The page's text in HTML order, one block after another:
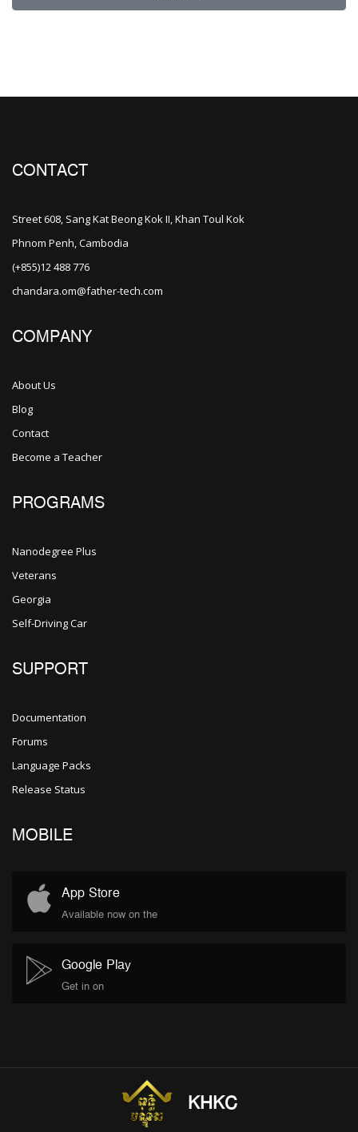
CONTACT
Street 608, Sang Kat Beong Kok II, Khan Toul Kok
Phnom Penh, Cambodia
(+855)12 488 776
chandara.om@father-tech.com
COMPANY
About Us
Blog
Contact
Become a Teacher
PROGRAMS
Nanodegree Plus
Veterans
Georgia
Self-Driving Car
SUPPORT
Documentation
Forums
Language Packs
Release Status
MOBILE
App Store
Available now on the
Google Play
Get in on
KHKC